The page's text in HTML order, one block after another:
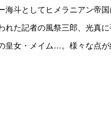
海斗としてヒメラニアン帝
れた記者の風祭三郎、光真
皇女・メイム…。様々な点